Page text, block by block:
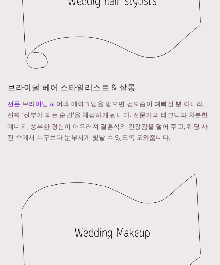
브라이덜 헤어 스타일리스트 & 살롱
전문 브라이덜 헤어 와 메이크업을 받으면 겉모습이 예뻐질 뿐 아니라,
진짜 ‘신부가 되는 순간’을 체감하게 됩니다. 전문가의 테크닉과 차분한
에너지, 풍부한 경험이 어우러져 결혼식의 긴장감을 덜어 주고, 웨딩 사
진 속에서 누구보다 눈부시게 빛날 수 있도록 도와줍니다.